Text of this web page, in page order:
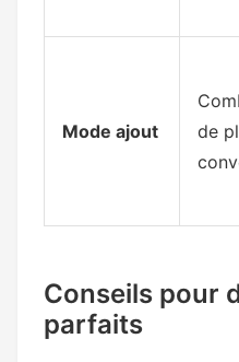
Mode ajout
de
Conseils pour
parfaits